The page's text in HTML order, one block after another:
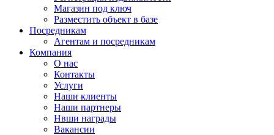
Магазин под ключ
Разместить объект в базе
Посредникам
Агентам и посредникам
Компания
О нас
Контакты
Услуги
Наши клиенты
Наши партнеры
Нвши награды
Вакансии